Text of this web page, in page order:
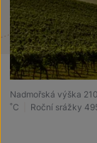
Nadmořská výška
˚C
Roční srážky